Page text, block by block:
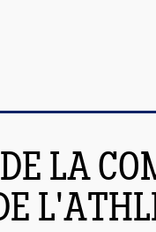
LA